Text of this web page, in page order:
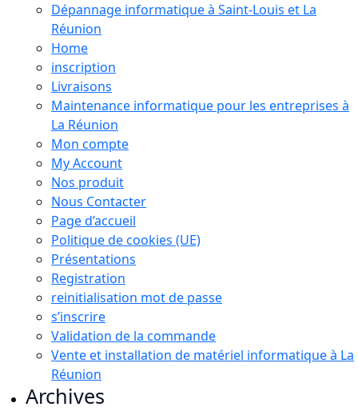
Dépannage informatique à Saint-Louis et La
Réunion
Home
inscription
Livraisons
Maintenance informatique pour les entreprises à
La Réunion
Mon compte
My Account
Nos produit
Nous Contacter
Page d’accueil
Politique de cookies (UE)
Présentations
Registration
reinitialisation mot de passe
s’inscrire
Validation de la commande
Vente et installation de matériel informatique à La
Réunion
Archives